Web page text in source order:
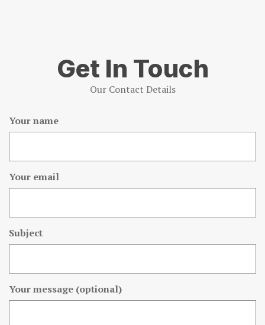
Get In Touch
Our Contact Details
Your name
Your email
Subject
Your message (optional)